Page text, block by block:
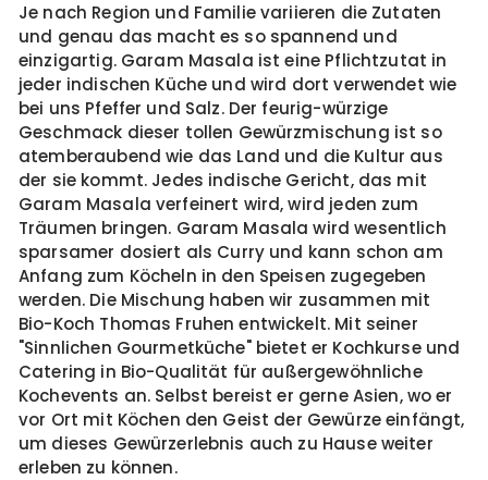
Je nach Region und Familie variieren die Zutaten
und genau das macht es so spannend und
einzigartig. Garam Masala ist eine Pflichtzutat in
jeder indischen Küche und wird dort verwendet wie
bei uns Pfeffer und Salz. Der feurig-würzige
Geschmack dieser tollen Gewürzmischung ist so
atemberaubend wie das Land und die Kultur aus
der sie kommt. Jedes indische Gericht, das mit
Garam Masala verfeinert wird, wird jeden zum
Träumen bringen. Garam Masala wird wesentlich
sparsamer dosiert als Curry und kann schon am
Anfang zum Köcheln in den Speisen zugegeben
werden. Die Mischung haben wir zusammen mit
Bio-Koch Thomas Fruhen entwickelt. Mit seiner
"Sinnlichen Gourmetküche" bietet er Kochkurse und
Catering in Bio-Qualität für außergewöhnliche
Kochevents an. Selbst bereist er gerne Asien, wo er
vor Ort mit Köchen den Geist der Gewürze einfängt,
um dieses Gewürzerlebnis auch zu Hause weiter
erleben zu können.